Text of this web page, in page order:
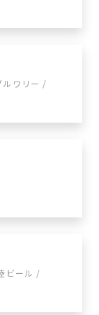
ルワリー /
ビール /